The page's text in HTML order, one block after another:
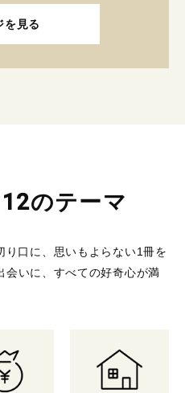
を見る
のテーマ
り口に、思いもよらない1冊を
会いに、すべての好奇心が満